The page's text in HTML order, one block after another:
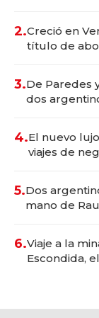
2.Creció en
título de
3.De Paredes
dos
4.El nuevo
viajes de
5.Dos
mano de
6.Viaje a la
Escondida,